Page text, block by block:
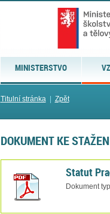
MINISTERSTVO
Titulní stránka| Zpět
DOKUMENT KE
Statut
Dokument